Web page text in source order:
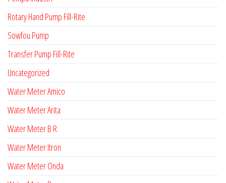
Rotary Hand Pump Fill-Rite
Sowfou Pump
Transfer Pump Fill-Rite
Uncategorized
Water Meter Amico
Water Meter Arita
Water Meter B R
Water Meter Itron
Water Meter Onda